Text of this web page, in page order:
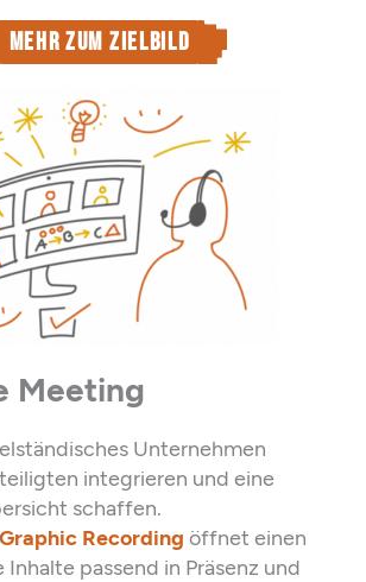
Mehr zum Zielbild
Meeting
Unternehmen
integrieren und eine
schaffen.
Graphic Recording öffnet einen
Inhalte passend in Präsenz und